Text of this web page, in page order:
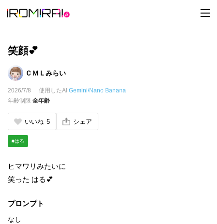
t
o
笑顔💕
ＣＭＬみらい
2026/7/8 使用したAI Gemini/Nano Banana
年齢制限 全年齢
いいね 5 シェア
#はる
ヒマワリみたいに
笑った はる💕
プロンプト
なし